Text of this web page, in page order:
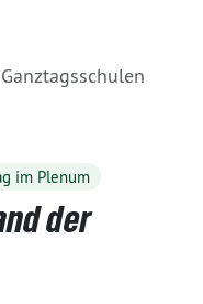
im Plenum
der